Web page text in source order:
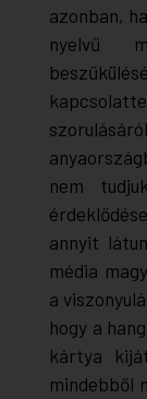
azonban,
nyelvű
nem
annyit
média
a
hogy a
kártya
mindebből